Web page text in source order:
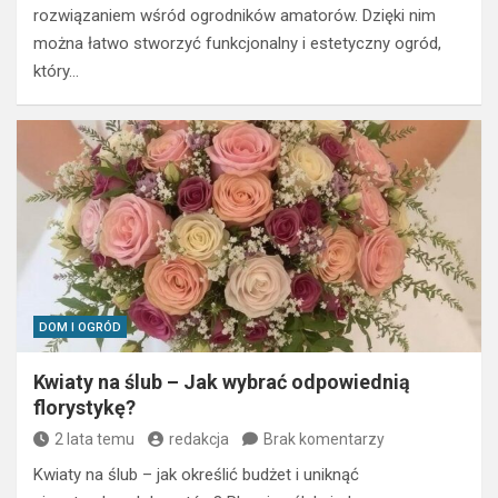
rozwiązaniem wśród ogrodników amatorów. Dzięki nim
można łatwo stworzyć funkcjonalny i estetyczny ogród,
który…
DOM I OGRÓD
Kwiaty na ślub – Jak wybrać odpowiednią
florystykę?
2 lata temu redakcja Brak komentarzy
Kwiaty na ślub – jak określić budżet i uniknąć